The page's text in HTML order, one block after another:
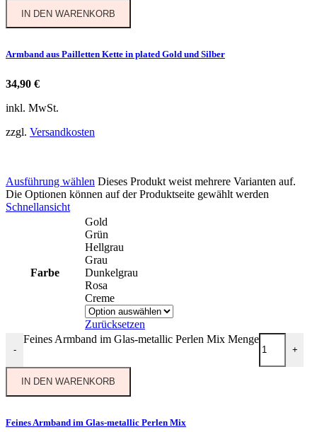
IN DEN WARENKORB
Armband aus Pailletten Kette in plated Gold und Silber
34,90 €
inkl. MwSt.
zzgl. Versandkosten
Ausführung wählen Dieses Produkt weist mehrere Varianten auf.
Die Optionen können auf der Produktseite gewählt werden
Schnellansicht
Farbe
Gold
Grün
Hellgrau
Grau
Dunkelgrau
Rosa
Creme
Zurücksetzen
-
Feines Armband im Glas-metallic Perlen Mix Menge
+
IN DEN WARENKORB
Feines Armband im Glas-metallic Perlen Mix